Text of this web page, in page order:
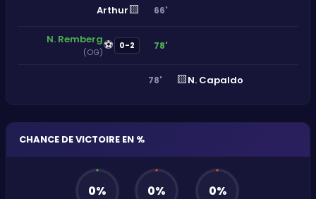
Arthur🟨 66'
N. Remberg
(OG)⚽ 0-2 78'
78' 🟨N. Capaldo
CHANCE DE VICTOIRE EN %
0% 0% 0%